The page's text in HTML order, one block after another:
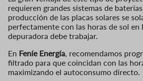
requieren grandes sistemas de
producción de las placas solares se
perfectamente con las horas de sol en
depuradora debe trabajar.
En Feníe Energía, recomendamos
filtrado para que coincidan con las
maximizando el autoconsumo directo.